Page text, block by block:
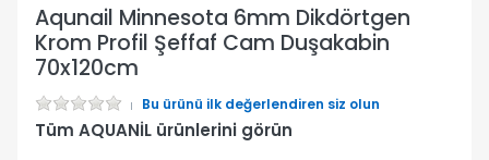
Aqunail Minnesota 6mm Dikdörtgen
Krom Profil Şeffaf Cam Duşakabin
70x120cm
Bu ürünü ilk değerlendiren siz olun
Tüm AQUANİL ürünlerini görün